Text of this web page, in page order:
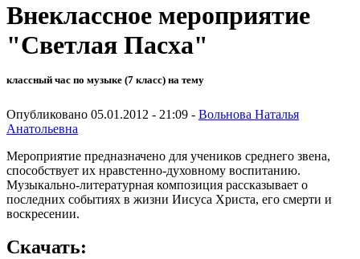
Внеклассное мероприятие
"Светлая Пасха"
классный час по музыке (7 класс) на тему
Опубликовано 05.01.2012 - 21:09 - Вольнова Наталья
Анатольевна
Мероприятие предназначено для учеников среднего звена,
способствует их нравстенно-духовному воспитанию.
Музыкально-литературная композиция рассказывает о
последних событиях в жизни Иисуса Христа, его смерти и
воскресении.
Скачать: